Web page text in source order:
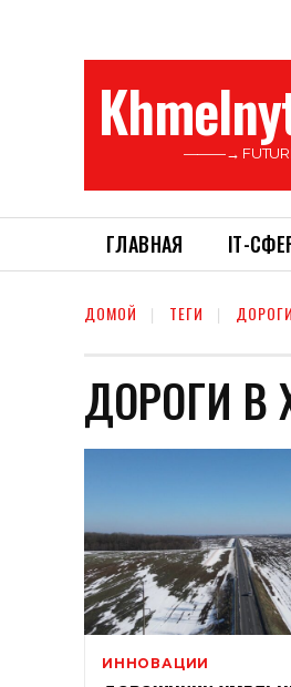
———→
ГЛАВНАЯ ІТ-
ДОМОЙ ТЕГИ
ДОРОГИ В
ИННОВАЦИИ